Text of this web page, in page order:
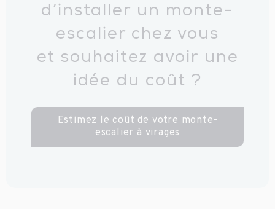
d’installer un monte-
escalier chez vous
et souhaitez avoir une
idée du coût ?
Estimez le coût de votre monte-
escalier à virages